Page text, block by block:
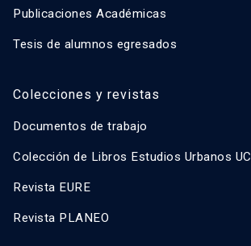
Publicaciones Académicas
Tesis de alumnos egresados
Colecciones y revistas
Documentos de trabajo
Colección de Libros Estudios Urbanos UC
Revista EURE
Revista PLANEO